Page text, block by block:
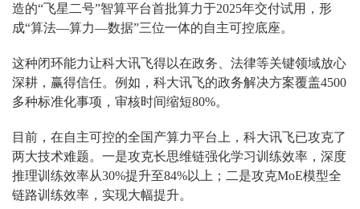
造的“飞星二号”智算平台首批算力于2025年交付试用，形
成“算法—算力—数据”三位一体的自主可控底座。
这种闭环能力让科大讯飞得以在政务、法律等关键领域放心
深耕，赢得信任。例如，科大讯飞的政务解决方案覆盖4500
多种标准化事项，审核时间缩短80%。
目前，在自主可控的全国产算力平台上，科大讯飞已攻克了
两大技术难题。一是攻克长思维链强化学习训练效率，深度
推理训练效率从30%提升至84%以上；二是攻克MoE模型全
链路训练效率，实现大幅提升。